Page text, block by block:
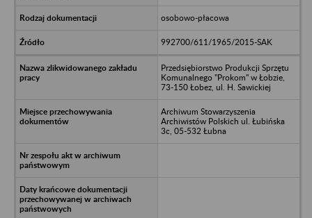
osobowo-płacowa
992700/611/1965/2015-SAK
Przedsiębiorstwo Produkcji Sprzętu
Komunalnego "Prokom" w Łobzie,
73-150 Łobez, ul. H. Sawickiej
Archiwum Stowarzyszenia
Archiwistów Polskich ul. Łubińska
3c, 05-532 Łubna